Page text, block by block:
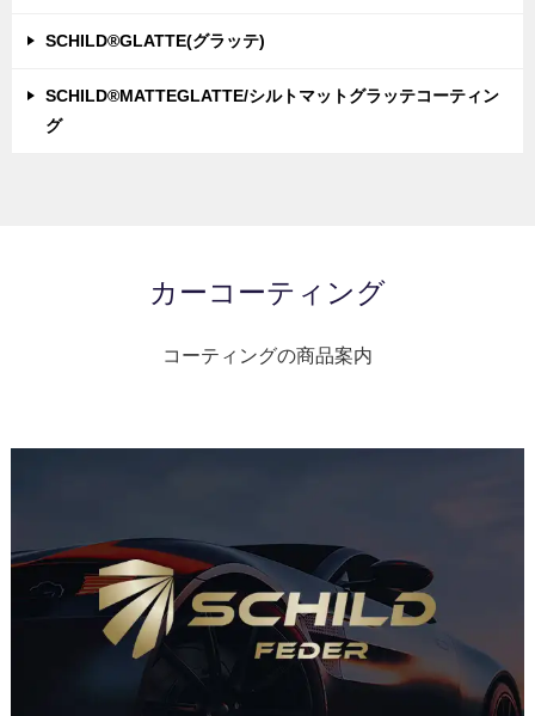
SCHILD®GLATTE(グラッテ)
SCHILD®MATTEGLATTE/シルトマットグラッテコーティン
グ
カーコーティング
コーティングの商品案内